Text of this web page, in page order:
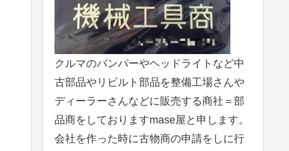
クルマのバンパーやヘッドライトなど中
古部品やリビルト部品を整備工場さんや
ディーラーさんなどに販売する商社＝部
品商をしておりますmase屋と申します。
会社を作った時に古物商の申請をしに行